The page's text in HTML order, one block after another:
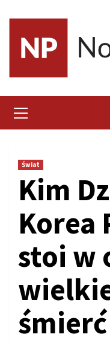
content
Menu
Świat
Kim
Korea
stoi w